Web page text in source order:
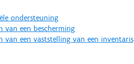
ondersteuning
van een bescherming
van een vaststelling van een inventaris